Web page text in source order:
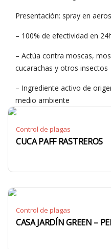
Presentación: spray en
– 100% de efectividad en
– Actúa contra moscas,
cucarachas y otros insectos
– Ingrediente activo de
medio ambiente
Control de plagas
CUCA PAFF RASTREROS
Control de plagas
CASA JARDÍN GREEN –